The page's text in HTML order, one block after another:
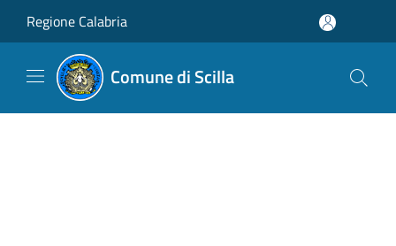
Regione Calabria
Comune di Scilla